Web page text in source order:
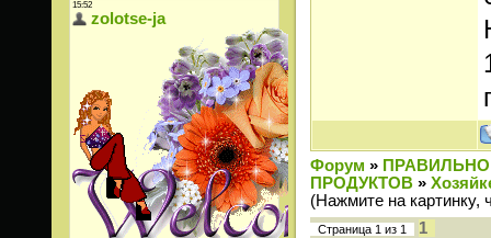
Форум »
ПРОДУКТОВ »
(Нажмите на картинку,
Страница 1 из 1 1